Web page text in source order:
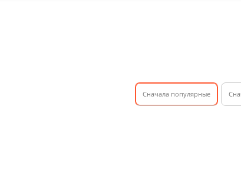
Cначала популярные